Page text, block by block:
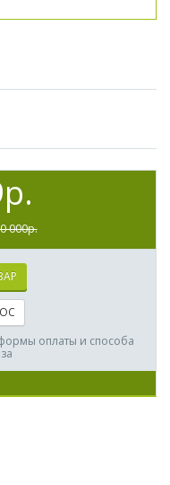
000р.
оплаты и способа